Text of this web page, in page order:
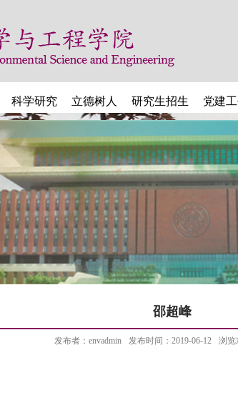
科学研究 立德树人 研究生招生 党建
邵超峰
发布者：envadmin 发布时间：2019-06-12 浏览